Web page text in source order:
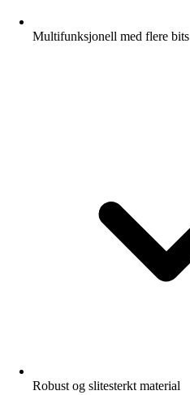
Multifunksjonell med flere bits
Robust og slitesterkt material